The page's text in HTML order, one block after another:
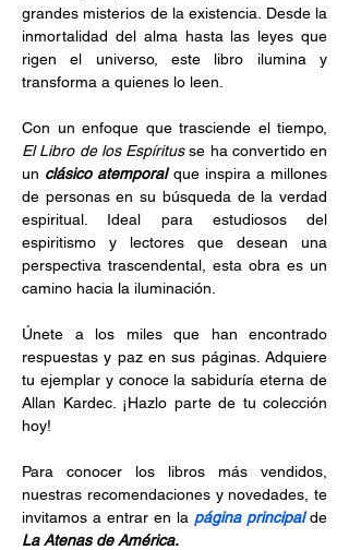
grandes misterios de la existencia. Desde la
inmortalidad del alma hasta las leyes que
rigen el universo, este libro ilumina y
transforma a quienes lo leen.
El Libro de los Espíritus se ha convertido en
un clásico atemporal que inspira a millones
de personas en su búsqueda de la verdad
espiritual. Ideal para estudiosos del
espiritismo y lectores que desean una
perspectiva trascendental, esta obra es un
camino hacia la iluminación.
Únete a los miles que han encontrado
respuestas y paz en sus páginas. Adquiere
tu ejemplar y conoce la sabiduría eterna de
Allan Kardec. ¡Hazlo parte de tu colección
hoy!
Para conocer los libros más vendidos,
nuestras recomendaciones y novedades, te
invitamos a entrar en la página principal
La Atenas de América.